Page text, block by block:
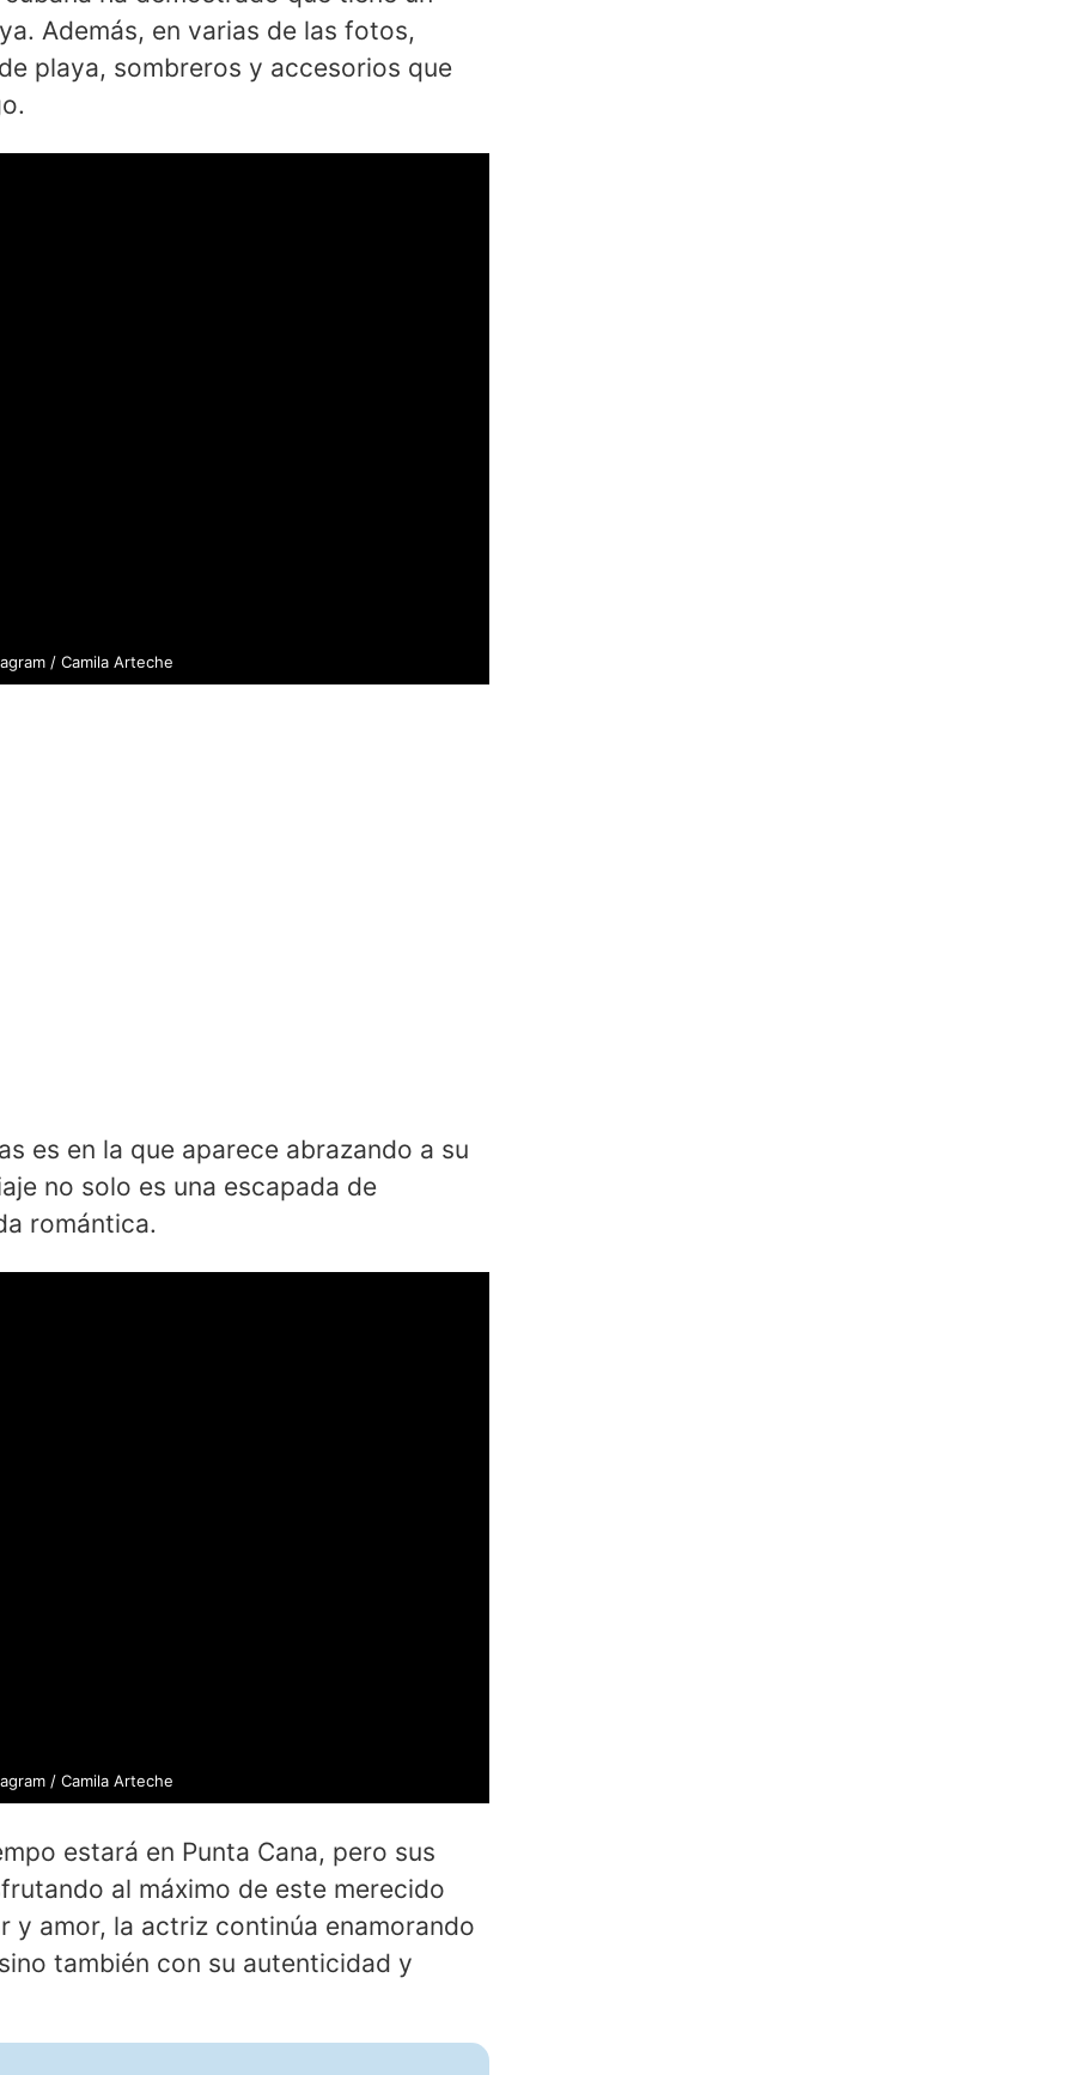
Además, en varias de las fotos,
playa, sombreros y accesorios que
/ Camila Arteche
es en la que aparece abrazando a su
no solo es una escapada de
romántica.
/ Camila Arteche
estará en Punta Cana, pero sus
al máximo de este merecido
y amor, la actriz continúa enamorando
también con su autenticidad y